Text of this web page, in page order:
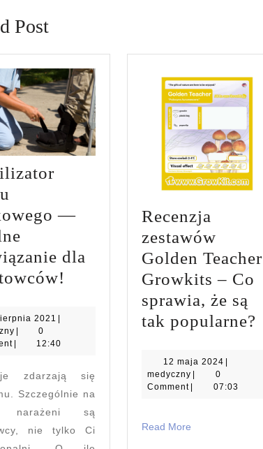
Post
—
dla
Stabilizator
skokowego
rozwiązanie
dla
sportowców!
2021 9
2021
|
medyczny
|
0
| 12:40
zdarzają się
Szczególnie na
narażeni są
nie tylko Ci
Recenzja
zestawów
Golden Teacher
Growkits – Co
sprawia, że są
tak popularne?
12 maja 2024 12
2024
medyczny medyczny
0
Comment
07:03
Read More